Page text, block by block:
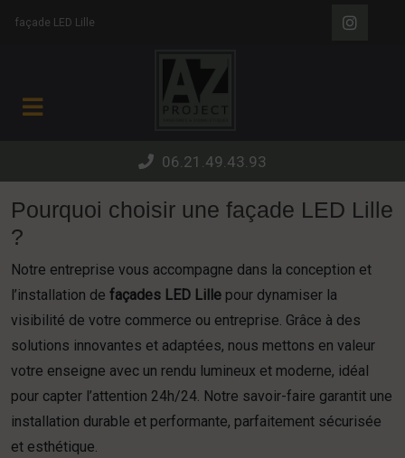
façade LED Lille
06.21.49.43.93
Pourquoi choisir une façade LED Lille
?
Notre entreprise vous accompagne dans la conception et
l’installation de façades LED Lille pour dynamiser la
visibilité de votre commerce ou entreprise. Grâce à des
solutions innovantes et adaptées, nous mettons en valeur
votre enseigne avec un rendu lumineux et moderne, idéal
pour capter l’attention 24h/24. Notre savoir-faire garantit une
installation durable et performante, parfaitement sécurisée
et esthétique.